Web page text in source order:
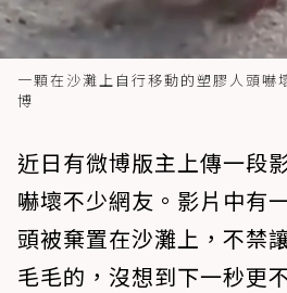
一顆在沙灘上自行移動的塑膠人頭嚇
博
近日有微博版主上傳一段
嚇壞不少網友。影片中有
頭被棄置在沙灘上，不禁
毛毛的，沒想到下一秒更